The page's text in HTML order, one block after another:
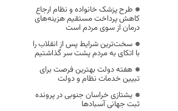
طرح پزشک خانواده و نظام ارجاع
کاهش پرداخت مستقیم هزینه‌های
درمان از سوی مردم است
سخت‌ترین شرایط پس از انقلاب را
با اتکای به مردم پشت سر گذاشتیم
هفته دولت بهترین فرصت برای
تبیین خدمات نظام و دولت
یشتازی خراسان جنوبی در پرونده
ثبت جهانی آسبادها